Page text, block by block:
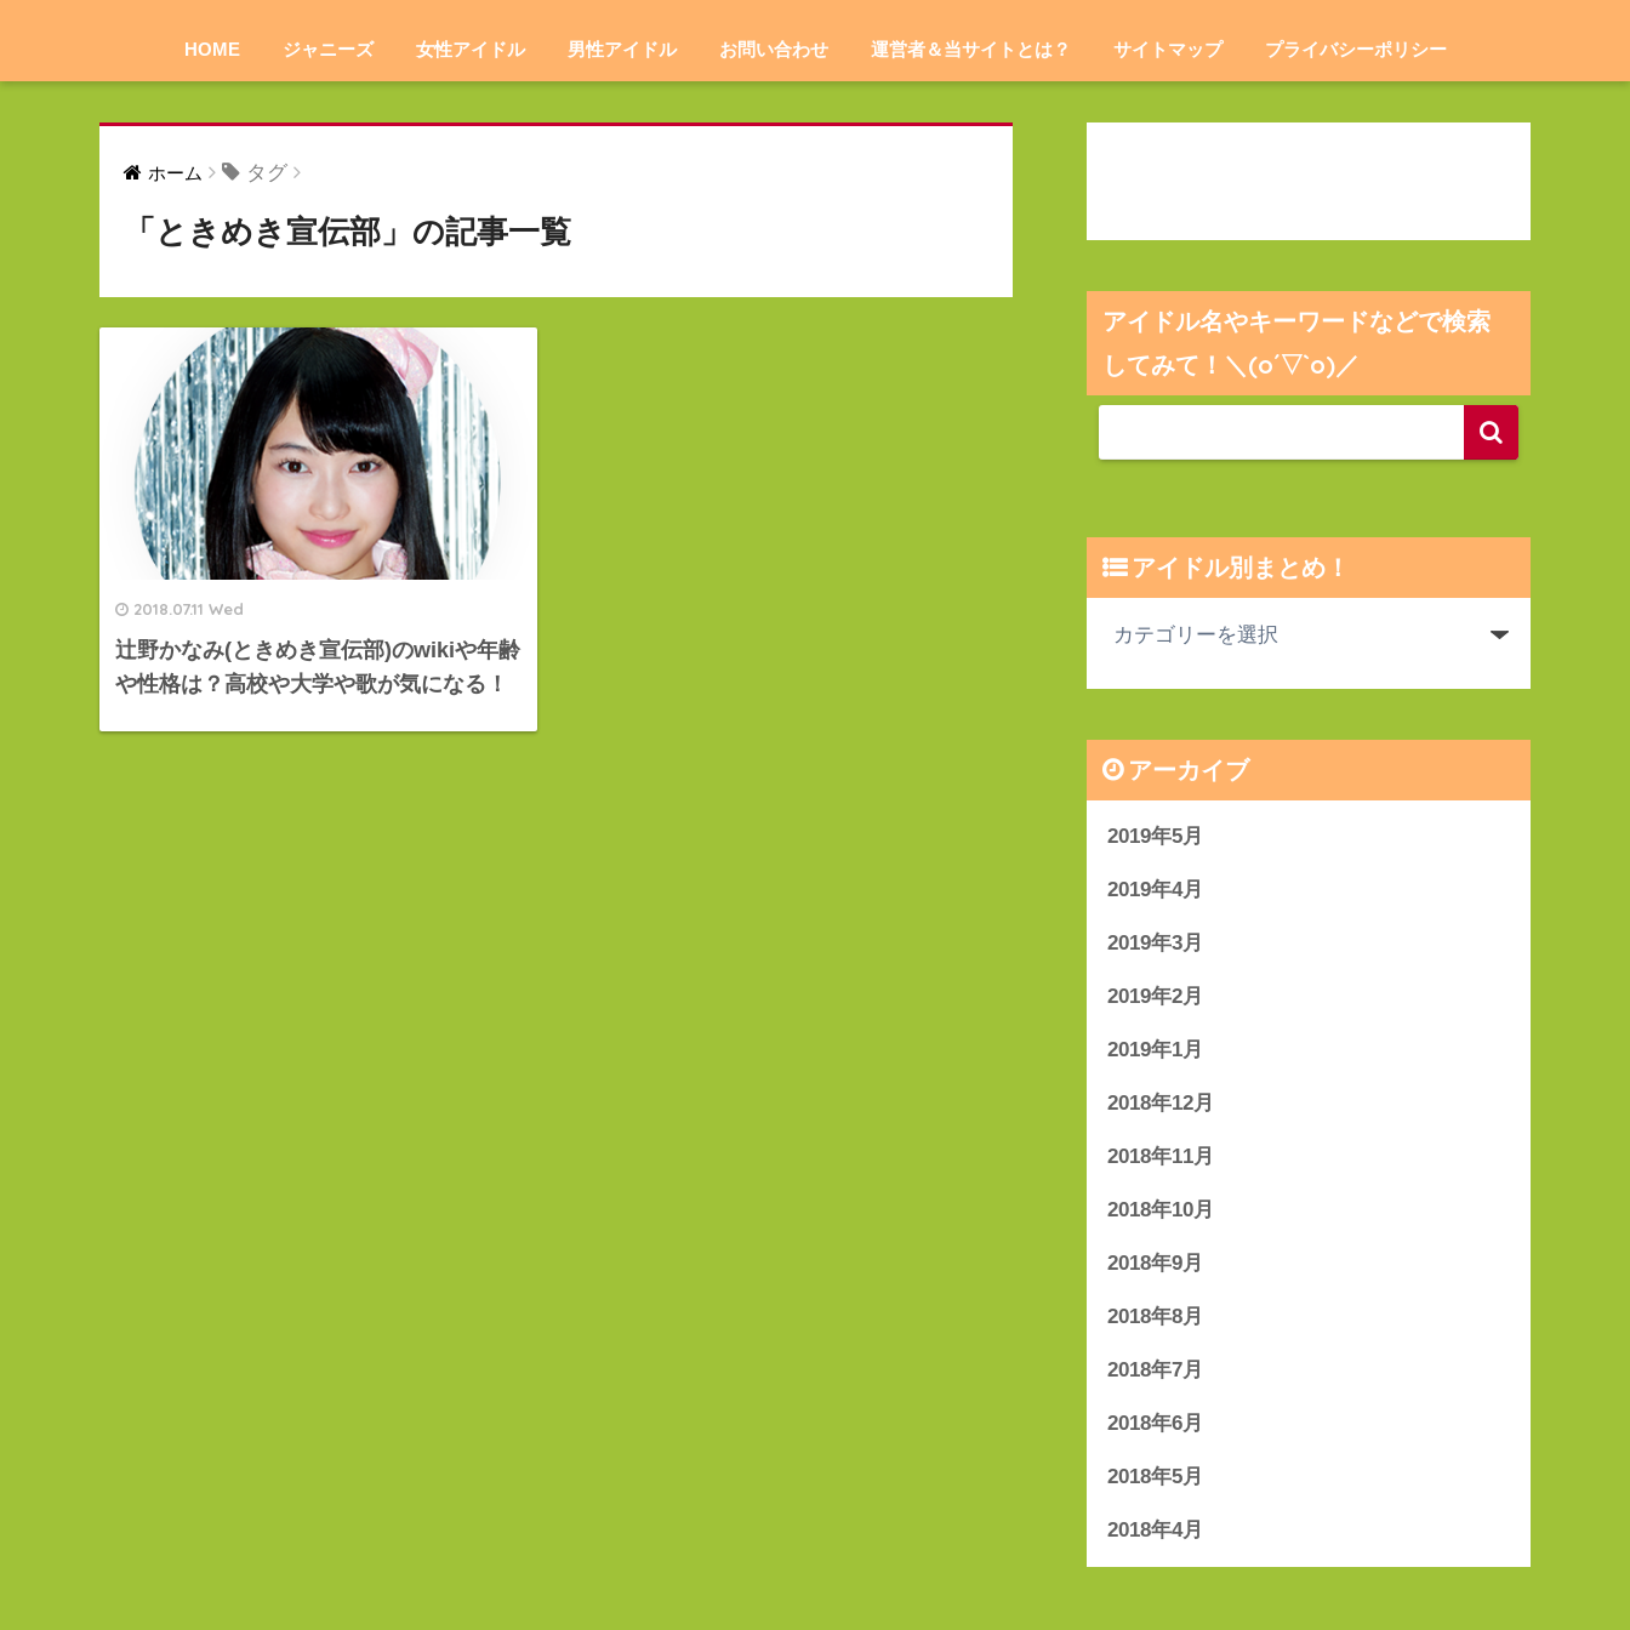
HOME ジャニーズ 女性アイドル 男性アイドル お問い合わせ 運営者＆当サイトとは？ サイトマップ プライバシーポリシー
ホーム タグ
「ときめき宣伝部」の記事一覧
2018.07.11 Wed
辻野かなみ(ときめき宣伝部)のwikiや年齢
や性格は？高校や大学や歌が気になる！
アイドル名やキーワードなどで検索
してみて！＼(o´▽`o)／
アイドル別まとめ！
アーカイブ
2019年5月
2019年4月
2019年3月
2019年2月
2019年1月
2018年12月
2018年11月
2018年10月
2018年9月
2018年8月
2018年7月
2018年6月
2018年5月
2018年4月